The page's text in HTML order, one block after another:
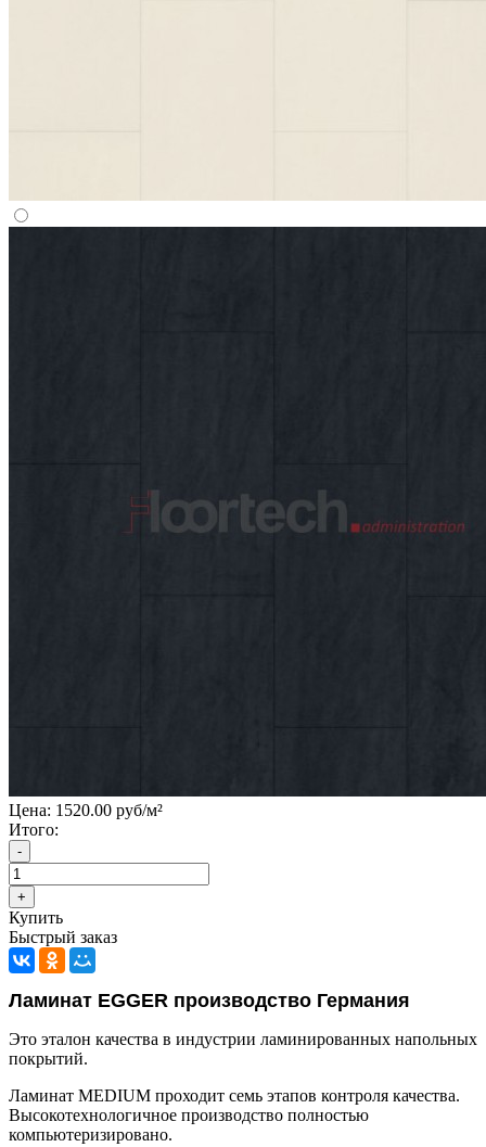
Цена: 1520.00 руб/м²
Итого:
Купить
Быстрый заказ
Ламинат EGGER производство Германия
Это эталон качества в индустрии ламинированных напольных
покрытий.
Ламинат MEDIUM проходит семь этапов контроля качества.
Высокотехнологичное производство полностью
компьютеризировано.